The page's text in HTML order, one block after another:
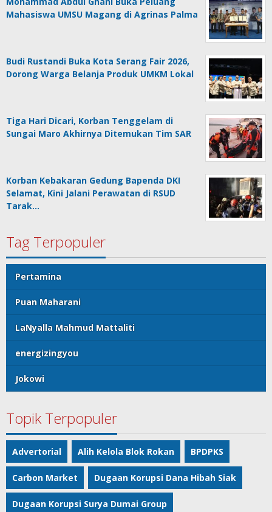
Mahasiswa UMSU Magang di Agrinas Palma
Budi Rustandi Buka Kota Serang Fair 2026,
Dorong Warga Belanja Produk UMKM Lokal
Tiga Hari Dicari, Korban Tenggelam di
Sungai Maro Akhirnya Ditemukan Tim SAR
Korban Kebakaran Gedung Bapenda DKI
Selamat, Kini Jalani Perawatan di RSUD
Tarak…
Tag Terpopuler
Pertamina
Puan Maharani
LaNyalla Mahmud Mattaliti
energizingyou
Jokowi
Topik Terpopuler
Advertorial Alih Kelola Blok Rokan BPDPKS
Carbon Market Dugaan Korupsi Dana Hibah Siak
Dugaan Korupsi Surya Dumai Group